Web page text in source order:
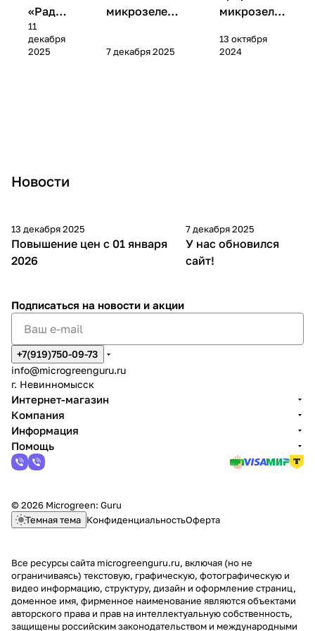
11
декабря
2025
«Радуг
а» —
микс
7 декабря 2025
микрозелени:
продукт во
всей красе
13 октября
2024
микрозеле
пошаговое
Новости
13 декабря 2025
Повышение цен с 01 января
2026
7 декабря 2025
У нас обновился
сайт!
Подписаться на новости и акции
+7(919)750-09-73
info@microgreenguru.ru
г. Невинномысск
Интернет-магазин
Компания
Информация
Помощь
© 2026 Microgreen: Guru
Темная тема КонфиденциальностьОферта
Все ресурсы сайта microgreenguru.ru, включая (но не
ограничиваясь) текстовую, графическую, фотографическую и
видео информацию, структуру, дизайн и оформление страниц,
доменное имя, фирменное наименование являются объектами
авторского права и прав на интеллектуальную собственность,
защищены российским законодательством и международными